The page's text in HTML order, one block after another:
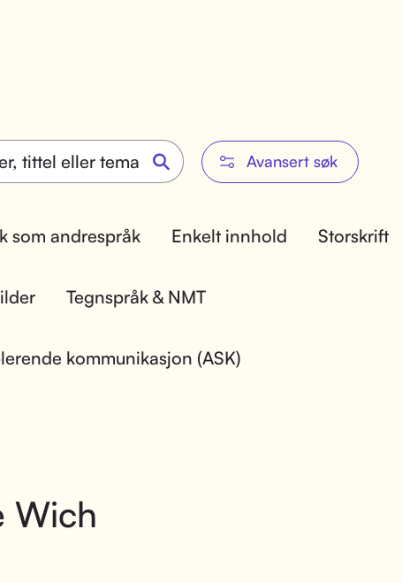
Avansert søk
som andrespråk Enkelt innhold Storskrift
Tegnspråk & NMT
kommunikasjon (ASK)
Wich